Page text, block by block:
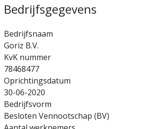
Bedrijfsgegevens
Bedrijfsnaam
Goriz B.V.
KvK nummer
78468477
Oprichtingsdatum
30-06-2020
Bedrijfsvorm
Besloten Vennootschap (BV)